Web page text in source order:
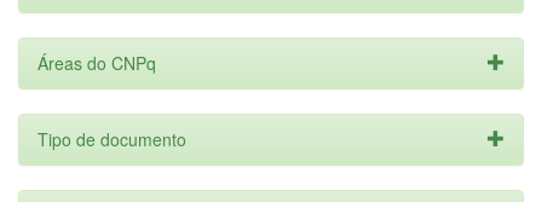
Áreas do CNPq
Tipo de documento